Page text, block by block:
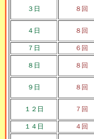
３日 ８回
４日 ８回
７日
６回
８日 ８回
９日 ８回
１２日 ７回
１４日
４回